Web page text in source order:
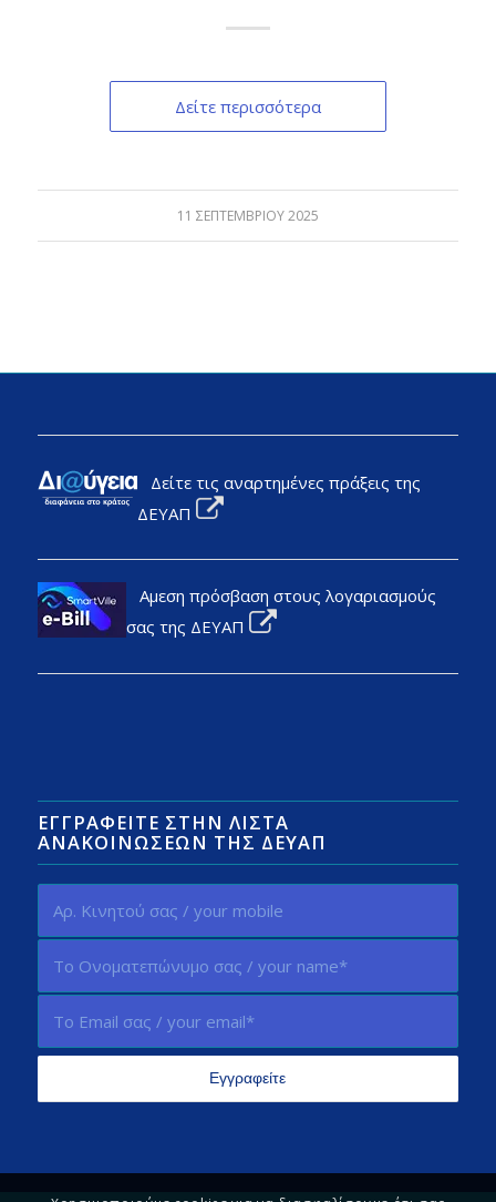
Δείτε περισσότερα
11 ΣΕΠΤΕΜΒΡΊΟΥ 2025
Δείτε τις αναρτημένες πράξεις της
ΔΕΥΑΠ
Αμεση πρόσβαση στους λογαριασμούς
σας της ΔΕΥΑΠ
ΕΓΓΡΑΦΕΊΤΕ ΣΤΗΝ ΛΊΣΤΑ
ΑΝΑΚΟΙΝΏΣΕΩΝ ΤΗΣ ΔΕΥΑΠ